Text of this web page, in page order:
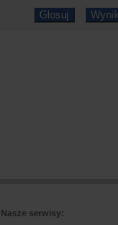
Nasze serwisy: